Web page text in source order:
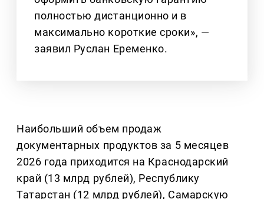
полностью дистанционно и в
максимально короткие сроки», —
заявил Руслан Еременко.
Наибольший объем продаж
документарных продуктов за 5 месяцев
2026 года приходится на Краснодарский
край (13 млрд рублей), Республику
Татарстан (12 млрд рублей), Самарскую